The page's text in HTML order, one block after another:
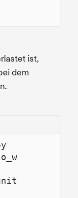
ist,
dem